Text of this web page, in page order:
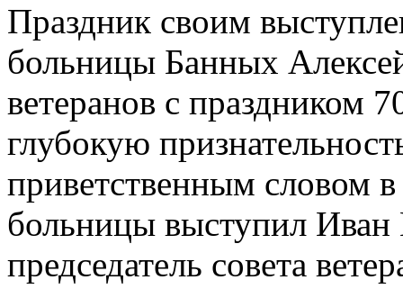
Праздник своим
больницы Банных
ветеранов с праздником
глубокую
приветственным словом в
больницы выступил
председатель совета